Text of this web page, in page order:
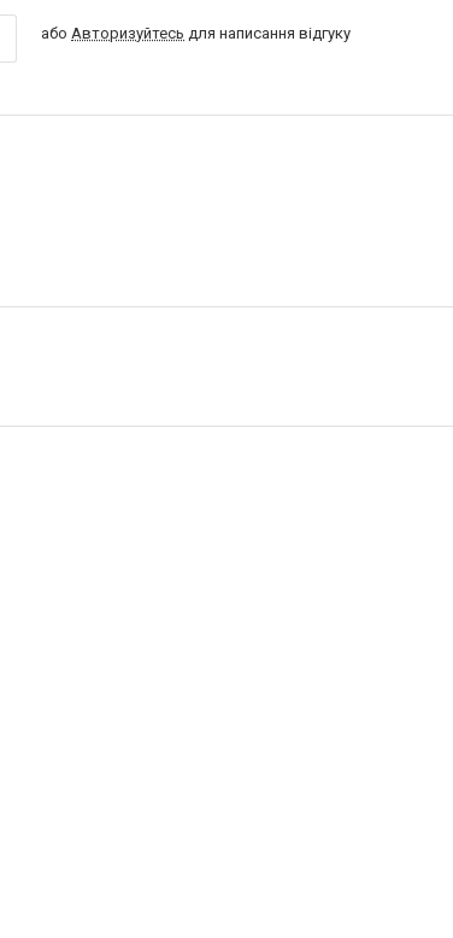
абоАвторизуйтесь для написання відгуку